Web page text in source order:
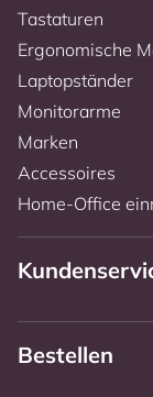
Tastaturen
Ergonomische
Laptopständer
Monitorarme
Marken
Accessoires
Home-Office
Bestellen